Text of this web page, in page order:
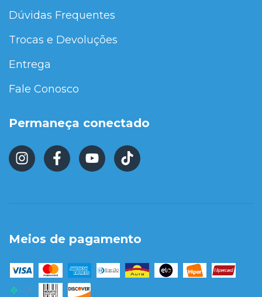
Dúvidas Frequentes
Trocas e Devoluções
Entrega
Fale Conosco
Permaneça conectado
Meios de pagamento